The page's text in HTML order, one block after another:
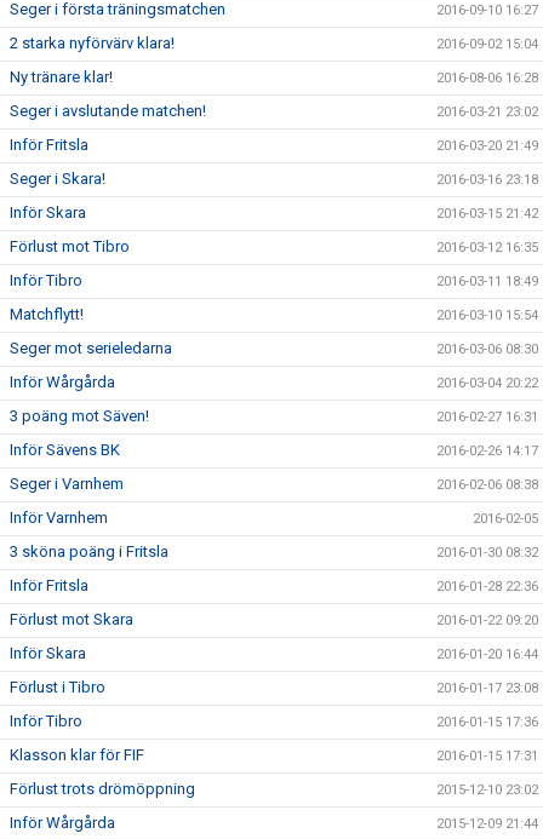
Seger i första träningsmatchen 2016-09-10 16:27
2 starka nyförvärv klara! 2016-09-02 15:04
Ny tränare klar! 2016-08-06 16:28
Seger i avslutande matchen! 2016-03-21 23:02
Inför Fritsla 2016-03-20 21:49
Seger i Skara! 2016-03-16 23:18
Inför Skara 2016-03-15 21:42
Förlust mot Tibro 2016-03-12 16:35
Inför Tibro 2016-03-11 18:49
Matchflytt! 2016-03-10 15:54
Seger mot serieledarna 2016-03-06 08:30
Inför Wårgårda 2016-03-04 20:22
3 poäng mot Säven! 2016-02-27 16:31
Inför Sävens BK 2016-02-26 14:17
Seger i Varnhem 2016-02-06 08:38
Inför Varnhem 2016-02-05
3 sköna poäng i Fritsla 2016-01-30 08:32
Inför Fritsla 2016-01-28 22:36
Förlust mot Skara 2016-01-22 09:20
Inför Skara 2016-01-20 16:44
Förlust i Tibro 2016-01-17 23:08
Inför Tibro 2016-01-15 17:36
Klasson klar för FIF 2016-01-15 17:31
Förlust trots drömöppning 2015-12-10 23:02
Inför Wårgårda 2015-12-09 21:44